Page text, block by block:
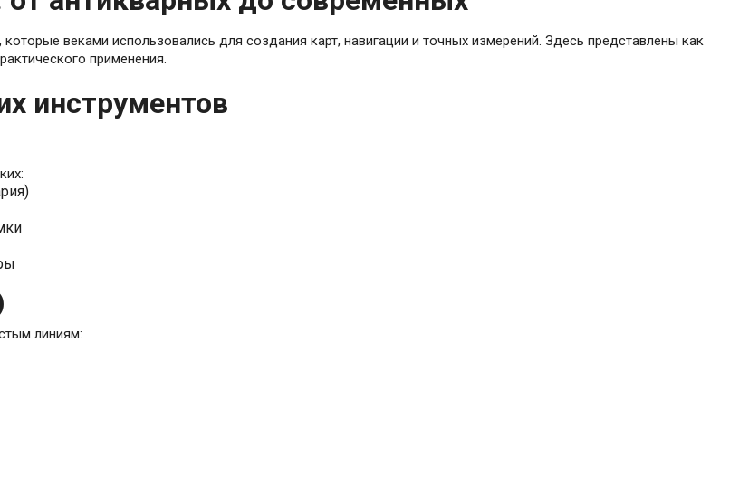
веками использовались для создания карт, навигации и точных измерений. Здесь представлены как
применения.
инструментов
линиям: